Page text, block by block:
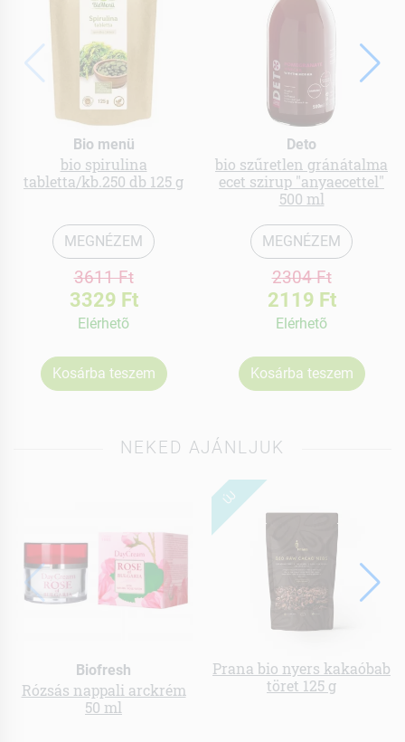
Bio menü
bio spirulina
tabletta/kb.250 db 125 g
MEGNÉZEM
3611 Ft
3329 Ft
Elérhetõ
Kosárba teszem
Deto
bio szűretlen gránátalma
ecet szirup "anyaecettel"
500 ml
MEGNÉZEM
2304 Ft
2119 Ft
Elérhetõ
Kosárba teszem
NEKED AJÁNLJUK
Biofresh
Rózsás nappali arckrém
50 ml
ÚJ
Prana bio nyers kakaóbab
töret 125 g